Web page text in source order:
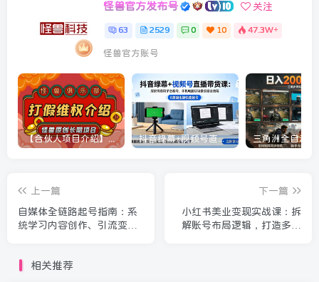
怪兽官方发布号 关注
63 2529 0 10 47.3W+
怪兽官方账号
【合伙人项目介绍】打假维权项目介绍 抖音绿幕+视频号直播带货课：居家照着稿子念起号，手机电脑双场景搭建全流程
上一篇
自媒体全链路起号指南：系
统学习内容创作、引流变现
下一篇
小红书美业变现实战课：拆
解账号布局逻辑，打造多账
相关推荐